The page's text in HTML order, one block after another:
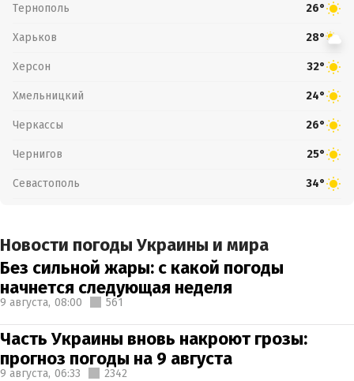
Тернополь 26°
Харьков 28°
Херсон 32°
Хмельницкий 24°
Черкассы 26°
Чернигов 25°
Севастополь 34°
Новости погоды Украины и мира
Без сильной жары: с какой погоды
начнется следующая неделя
9 августа, 08:00 561
Часть Украины вновь накроют грозы:
прогноз погоды на 9 августа
9 августа, 06:33 2342